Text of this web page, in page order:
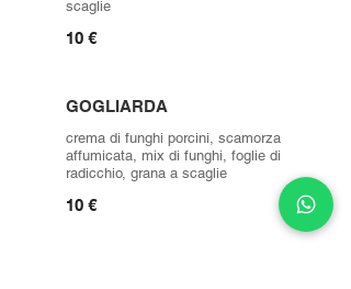
scaglie
10 €
GOGLIARDA
crema di funghi porcini, scamorza
affumicata, mix di funghi, foglie di
radicchio, grana a scaglie
10 €